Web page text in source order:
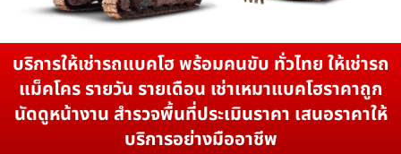
บริการให้เช่ารถแบคโฮ พร้อมคนขับ ทั่วไทย ให้เช่ารถ
แม็คโคร รายวัน รายเดือน เช่าเหมาแบคโฮราคาถูก
นัดดูหน้างาน สำรวจพื้นที่ประเมินราคา เสนอราคาให้
บริการอย่างมืออาชีพ